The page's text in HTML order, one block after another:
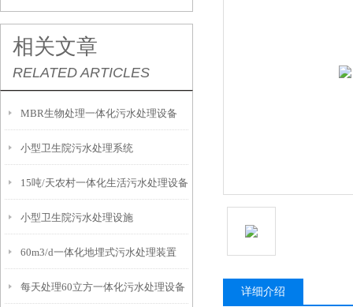
相关文章
RELATED ARTICLES
MBR生物处理一体化污水处理设备
小型卫生院污水处理系统
15吨/天农村一体化生活污水处理设备
小型卫生院污水处理设施
60m3/d一体化地埋式污水处理装置
每天处理60立方一体化污水处理设备 详细介绍